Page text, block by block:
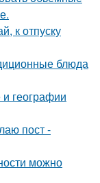
к отпуску
блюда
географии
пост -
можно